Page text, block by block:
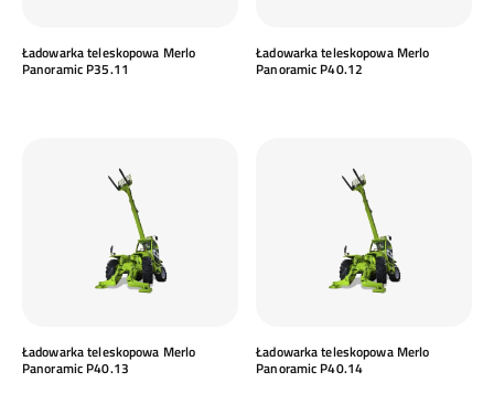
Ładowarka teleskopowa Merlo
Panoramic P35.11
Ładowarka teleskopowa Merlo
Panoramic P40.12
Ładowarka teleskopowa Merlo
Panoramic P40.13
Ładowarka teleskopowa Merlo
Panoramic P40.14